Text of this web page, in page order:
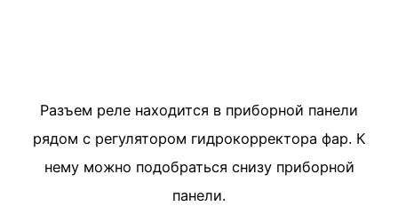
Разъем реле находится в приборной панели
рядом с регулятором гидрокорректора фар. К
нему можно подобраться снизу приборной
панели.